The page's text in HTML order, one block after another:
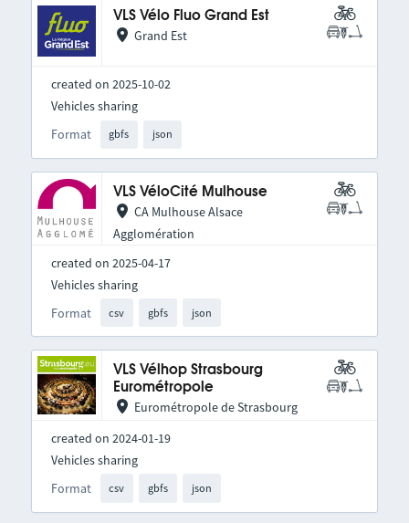
VLS Vélo Fluo Grand Est
Grand Est
created on 2025-10-02
Format gbfs json
Vehicles sharing
VLS VéloCité Mulhouse
CA Mulhouse Alsace
Agglomération
created on 2025-04-17
Format csv gbfs json
Vehicles sharing
VLS Vélhop Strasbourg
Eurométropole
Eurométropole de Strasbourg
created on 2024-01-19
Format csv gbfs json
Vehicles sharing